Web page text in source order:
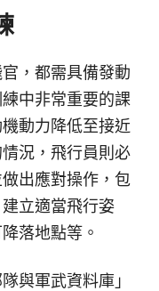
，都需具備發動
中非常重要的課
動力降低至接近
況，飛行員則必
出應對操作，包
立適當飛行姿
落地點等。
與軍武資料庫」